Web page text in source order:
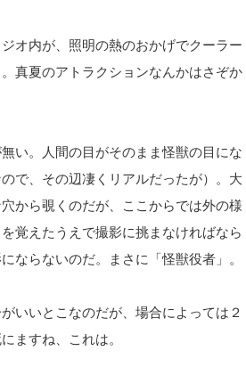
オ内が、照明の熱のおかげでクーラー
真夏のアトラクションなんかはさぞか
い。人間の目がそのまま怪獣の目にな
で、その辺凄くリアルだったが）。大
から覗くのだが、ここからでは外の様
覚えたうえで撮影に挑まなければなら
ならないのだ。まさに「怪獣役者」。
いいとこなのだが、場合によっては２
ますね、これは。